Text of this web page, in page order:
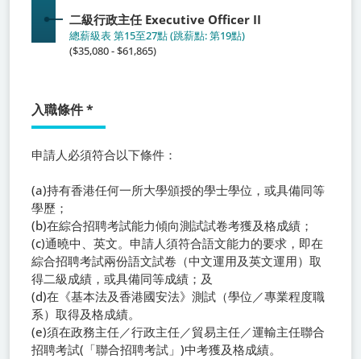
二級行政主任 Executive Officer II
總薪級表 第15至27點 (跳薪點: 第19點)
($35,080 - $61,865)
入職條件*
申請人必須符合以下條件：
(a)持有香港任何一所大學頒授的學士學位，或具備同等
學歷；
(b)在綜合招聘考試能力傾向測試試卷考獲及格成績；
(c)通曉中、英文。申請人須符合語文能力的要求，即在
綜合招聘考試兩份語文試卷（中文運用及英文運用）取
得二級成績，或具備同等成績；及
(d)在《基本法及香港國安法》測試（學位／專業程度職
系）取得及格成績。
(e)須在政務主任／行政主任／貿易主任／運輸主任聯合
招聘考試(「聯合招聘考試」)中考獲及格成績。